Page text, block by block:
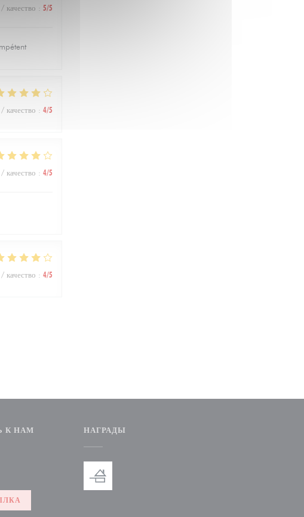
качество : 5/5
качество : 4/5
качество : 4/5
качество : 4/5
К НАМ
в новом окне))в новом окне))
НАГРАДЫ